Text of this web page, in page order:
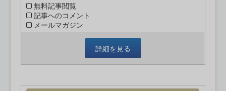
無料記事閲覧
記事へのコメント
メールマガジン
詳細を見る